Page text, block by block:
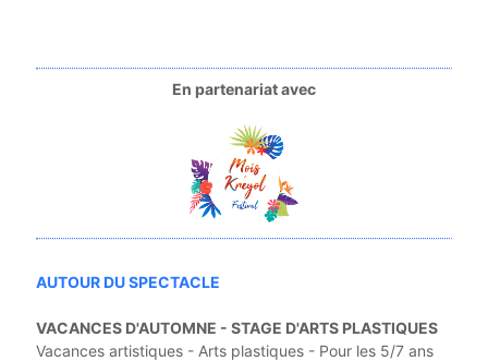
En partenariat avec
AUTOUR DU SPECTACLE
VACANCES D'AUTOMNE - STAGE D'ARTS PLASTIQUES
Vacances artistiques - Arts plastiques - Pour les 5/7 ans